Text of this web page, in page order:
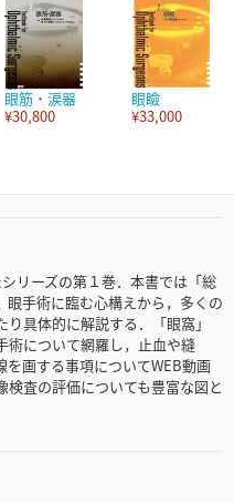
眼筋・涙器
¥30,800
眼瞼
¥33,000
リーズの第１巻．本書では「総
手術に臨む心構えから，多くの
具体的に解説する．「眼窩」
術について網羅し，止血や縫
画する事項についてWEB動画
査の評価についても豊富な図と